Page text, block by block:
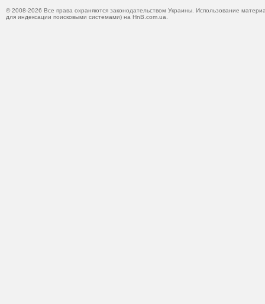
© 2008-2026 Все права охраняются законодательством Украины. Использование
для индексации поисковыми системами) на HnB.com.ua.